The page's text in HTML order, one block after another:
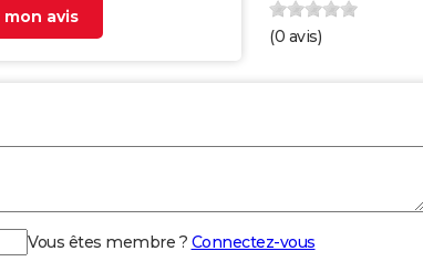
avis
(0 avis)
Vous êtes membre ? Connectez-vous